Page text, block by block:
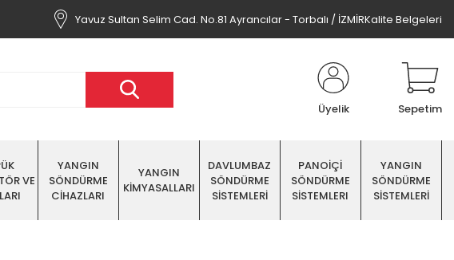
Yavuz Sultan Selim Cad. No.81 Ayrancılar - Torbalı / İZMİRKalite Belgeleri
Üyelik Sepetim
VE
YANGIN
SÖNDÜRME
CİHAZLARI
YANGIN
KİMYASALLARI
DAVLUMBAZ
SÖNDÜRME
SİSTEMLERİ
PANOİÇİ
SÖNDÜRME
SİSTEMLERI
YANGIN
SÖNDÜRME
SİSTEMLERİ